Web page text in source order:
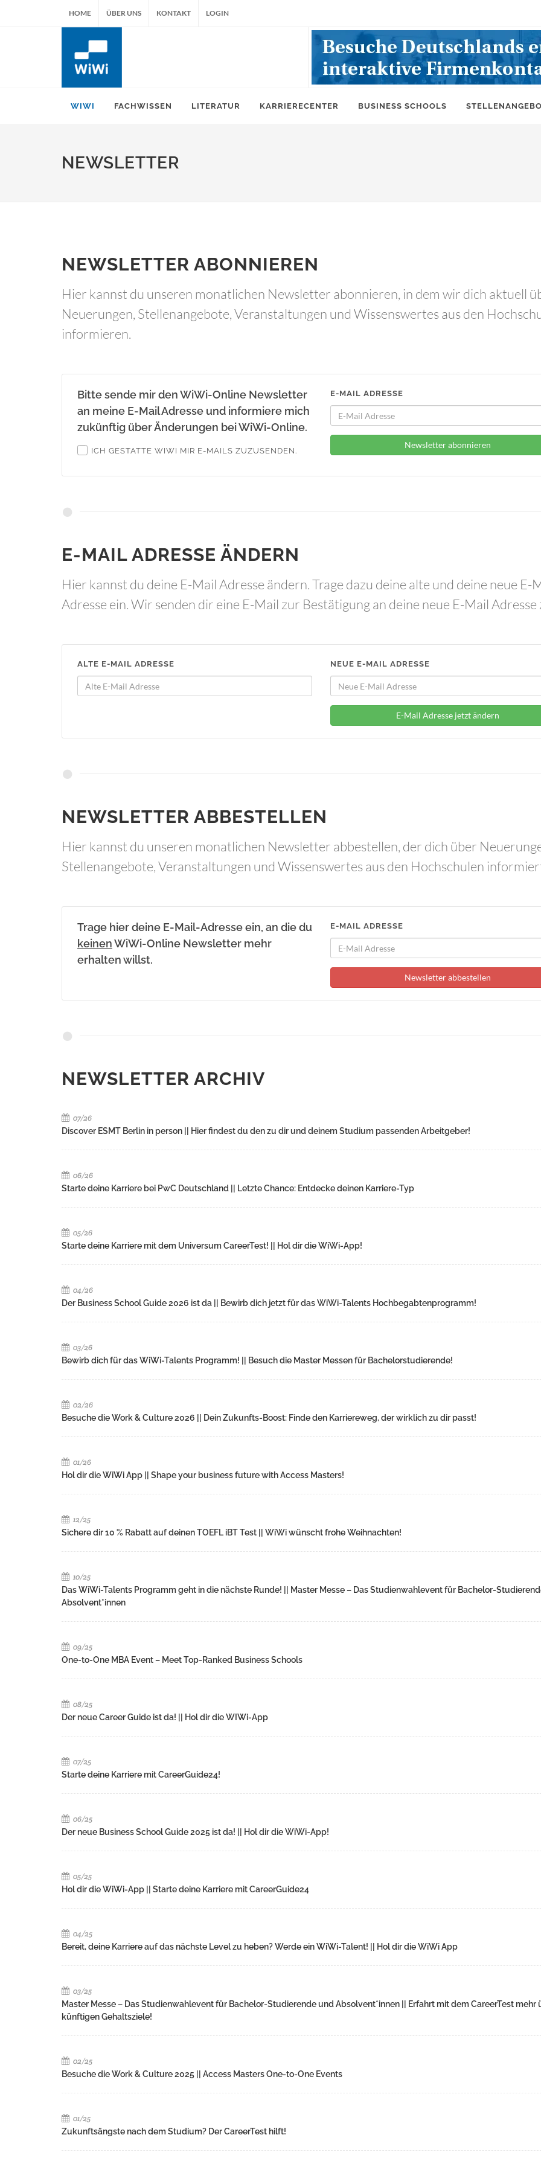
HOME ÜBER UNS KONTAKT LOGIN
WIWI FACHWISSEN LITERATUR KARRIERECENTER BUSINESS SCHOOLS
NEWSLETTER
NEWSLETTER ABONNIEREN
Hier kannst du unseren monatlichen Newsletter abonnieren, in dem wir dich aktuell
Neuerungen, Stellenangebote, Veranstaltungen und Wissenswertes aus den
informieren.
Bitte sende mir den WiWi-Online Newsletter
an meine E-Mail Adresse und informiere mich
zukünftig über Änderungen bei WiWi-Online.
ICH GESTATTE WIWI MIR E-MAILS ZUZUSENDEN.
E-MAIL ADRESSE
Newsletter abonnieren
E-MAIL ADRESSE ÄNDERN
Hier kannst du deine E-Mail Adresse ändern. Trage dazu deine alte und deine neue E-
Adresse ein. Wir senden dir eine E-Mail zur Bestätigung an deine neue E-Mail Adresse
ALTE E-MAIL ADRESSE NEUE E-MAIL ADRESSE
E-Mail Adresse jetzt ändern
NEWSLETTER ABBESTELLEN
Hier kannst du unseren monatlichen Newsletter abbestellen, der dich über
Stellenangebote, Veranstaltungen und Wissenswertes aus den Hochschulen
Trage hier deine E-Mail-Adresse ein, an die du
keinenWiWi-Online Newsletter mehr
erhalten willst.
E-MAIL ADRESSE
Newsletter abbestellen
NEWSLETTER ARCHIV
07/26
Discover ESMT Berlin in person || Hier findest du den zu dir und deinem Studium passenden Arbeitgeber!
06/26
Starte deine Karriere bei PwC Deutschland || Letzte Chance: Entdecke deinen Karriere-Typ
05/26
Starte deine Karriere mit dem Universum CareerTest! || Hol dir die WiWi-App!
04/26
Der Business School Guide 2026 ist da || Bewirb dich jetzt für das WiWi-Talents Hochbegabtenprogramm!
03/26
Bewirb dich für das WiWi-Talents Programm! || Besuch die Master Messen für Bachelorstudierende!
02/26
Besuche die Work & Culture 2026 || Dein Zukunfts-Boost: Finde den Karriereweg, der wirklich zu dir passt!
01/26
Hol dir die WiWi App || Shape your business future with Access Masters!
12/25
Sichere dir 10 % Rabatt auf deinen TOEFL iBT Test || WiWi wünscht frohe Weihnachten!
10/25
Das WiWi-Talents Programm geht in die nächste Runde! || Master Messe – Das Studienwahlevent für Bachelor-
Absolvent*innen
09/25
One-to-One MBA Event – Meet Top-Ranked Business Schools
08/25
Der neue Career Guide ist da! || Hol dir die WIWi-App
07/25
Starte deine Karriere mit CareerGuide24!
06/25
Der neue Business School Guide 2025 ist da! || Hol dir die WiWi-App!
05/25
Hol dir die WiWi-App || Starte deine Karriere mit CareerGuide24
04/25
Bereit, deine Karriere auf das nächste Level zu heben? Werde ein WiWi-Talent! || Hol dir die WiWi App
03/25
Master Messe – Das Studienwahlevent für Bachelor-Studierende und Absolvent*innen || Erfahrt mit dem CareerTest mehr
künftigen Gehaltsziele!
02/25
Besuche die Work & Culture 2025 || Access Masters One-to-One Events
01/25
Zukunftsängste nach dem Studium? Der CareerTest hilft!